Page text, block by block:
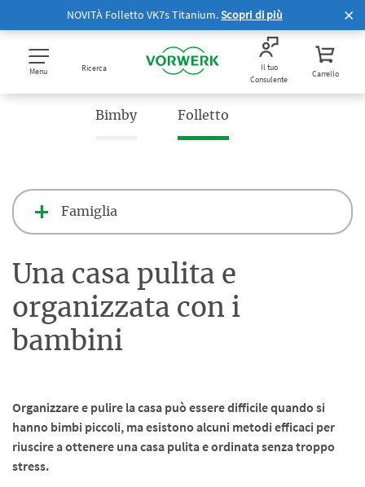
NOVITÀ Folletto VK7s Titanium.Scopri di più
Menu Ricerca
Il tuo
Consulente
Carrello
Bimby Folletto
Famiglia
Una casa pulita e
organizzata con i
bambini
Organizzare e pulire la casa può essere difficile quando si
hanno bimbi piccoli, ma esistono alcuni metodi efficaci per
riuscire a ottenere una casa pulita e ordinata senza troppo
stress.